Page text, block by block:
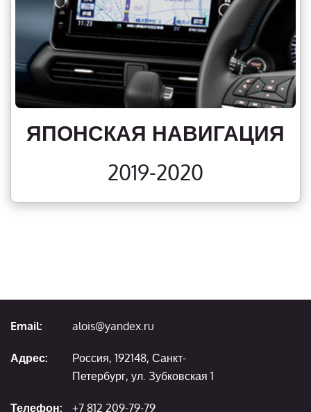
ЯПОНСКАЯ НАВИГАЦИЯ
2019-2020
Email: alois@yandex.ru
Адрес:
Россия, 192148, Санкт-
Петербург, ул. Зубковская 1
Телефон: +7 812 209-79-79